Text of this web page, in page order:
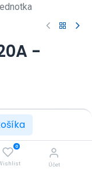
0
Účet
-